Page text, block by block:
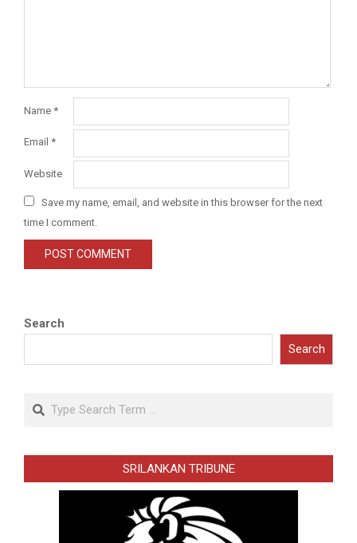
Name *
Email *
Website
Save my name, email, and website in this browser for the next
time I comment.
Search
Search
Search
SRILANKAN TRIBUNE